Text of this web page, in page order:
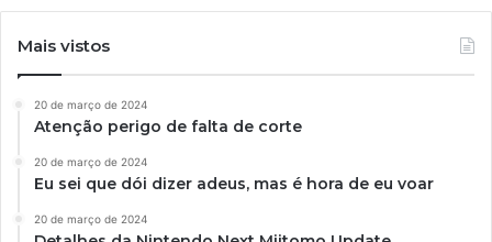
Mais vistos
20 de março de 2024
Atenção perigo de falta de corte
20 de março de 2024
Eu sei que dói dizer adeus, mas é hora de eu voar
20 de março de 2024